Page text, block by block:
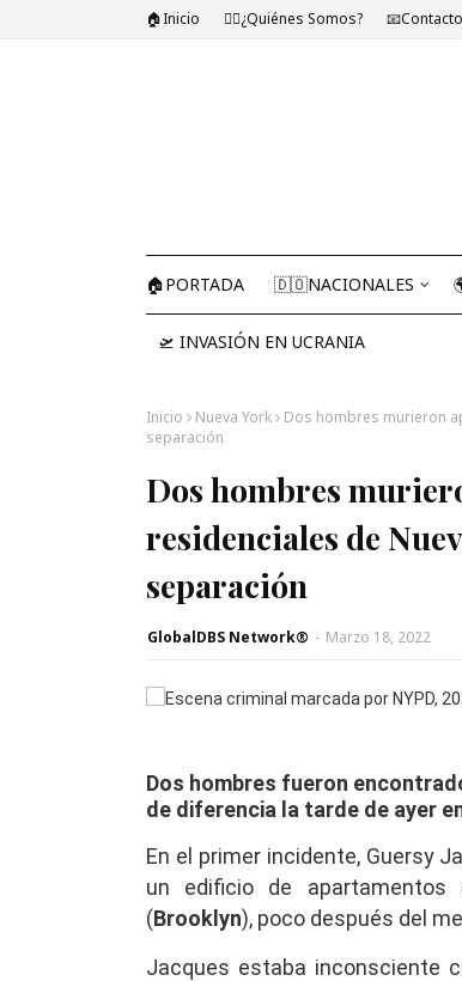
🏠Inicio 🤷‍♂️¿Quiénes Somos? 📧Contacto
🏠PORTADA 🇩🇴NACIONALES
🛫 INVASIÓN EN UCRANIA
Inicio Nueva York
Dos hombres murieron
separación
Dos hombres
residenciales de
separación
GlobalDBS Network® - Marzo 18, 2022
Dos hombres fueron
de diferencia la tarde de ayer
En el primer incidente, Guersy
un edificio de apartamentos
(Brooklyn), poco después del
Jacques estaba inconsciente